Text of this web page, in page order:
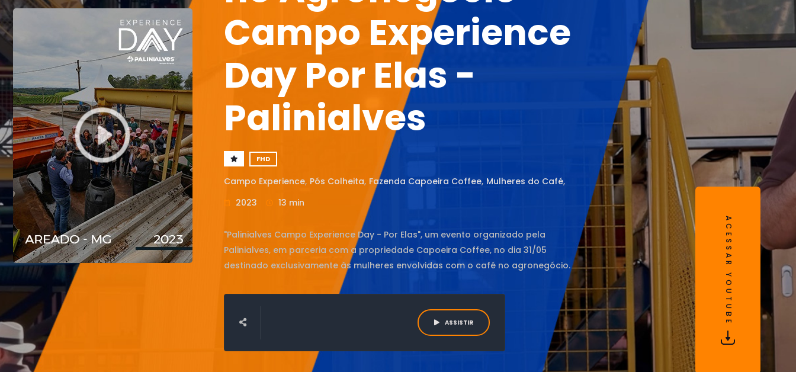
Campo Experience
Day Por Elas -
Palinialves
FHD
Campo Experience, Pós Colheita, Fazenda Capoeira Coffee, Mulheres do Café,
2023
13 min
"Palinialves Campo Experience Day - Por Elas", um evento organizado pela
Palinialves, em parceria com a propriedade Capoeira Coffee, no dia 31/05
destinado exclusivamente às mulheres envolvidas com o café no agronegócio.
ASSISTIR ACESSAR YOUTUBE